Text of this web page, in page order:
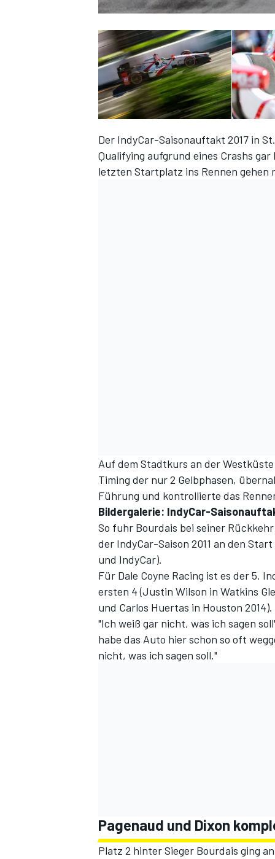
Der IndyCar-Saisonauftakt 2017 in
Qualifying aufgrund eines Crashs
letzten Startplatz ins Rennen gehen
Auf dem Stadtkurs an der
Timing der nur 2 Gelbphasen,
Führung und kontrollierte das
Bildergalerie: IndyCar-
So fuhr Bourdais bei seiner
der IndyCar-Saison 2011 an den
und IndyCar).
Für Dale Coyne Racing ist es der 5.
ersten 4 (Justin Wilson in Watkins
und Carlos Huertas in Houston 2014).
"Ich weiß gar nicht, was ich sagen
habe das Auto hier schon so oft
nicht, was ich sagen soll."
Pagenaud und Dixon
Platz 2 hinter Sieger Bourdais ging